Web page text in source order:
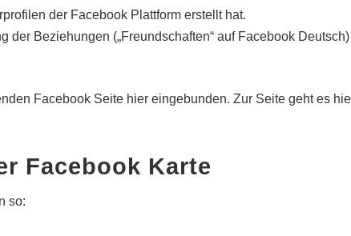
der Facebook Plattform erstellt hat.
der Beziehungen („Freundschaften“ auf Facebook
Facebook Seite hier eingebunden. Zur Seite geht es
Facebook Karte
so: